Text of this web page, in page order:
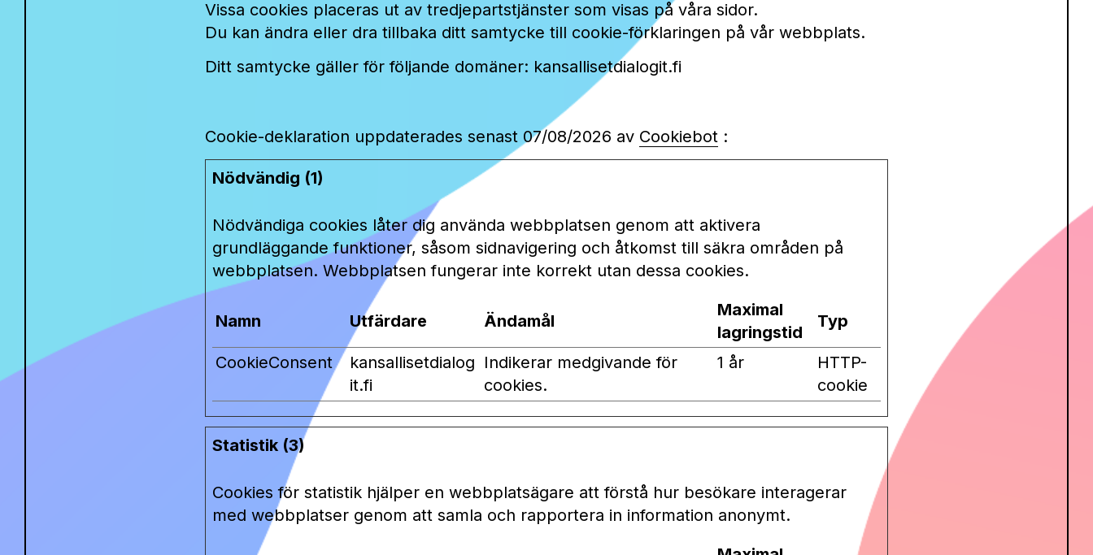
Vissa cookies placeras ut av tredjepartstjänster som visas på våra sidor.
Du kan ändra eller dra tillbaka ditt samtycke till cookie-förklaringen på vår webbplats.
Ditt samtycke gäller för följande domäner: kansallisetdialogit.fi
Cookie-deklaration uppdaterades senast 07/08/2026 av Cookiebot :
Nödvändig (1)
Nödvändiga cookies låter dig använda webbplatsen genom att aktivera
grundläggande funktioner, såsom sidnavigering och åtkomst till säkra områden på
webbplatsen. Webbplatsen fungerar inte korrekt utan dessa cookies.
Namn Utfärdare Ändamål
Maximal
lagringstid
Typ
CookieConsent
kansallisetdialog
it.fi
Indikerar medgivande för
cookies.
1 år
HTTP-
cookie
Statistik (3)
Cookies för statistik hjälper en webbplatsägare att förstå hur besökare interagerar
med webbplatser genom att samla och rapportera in information anonymt.